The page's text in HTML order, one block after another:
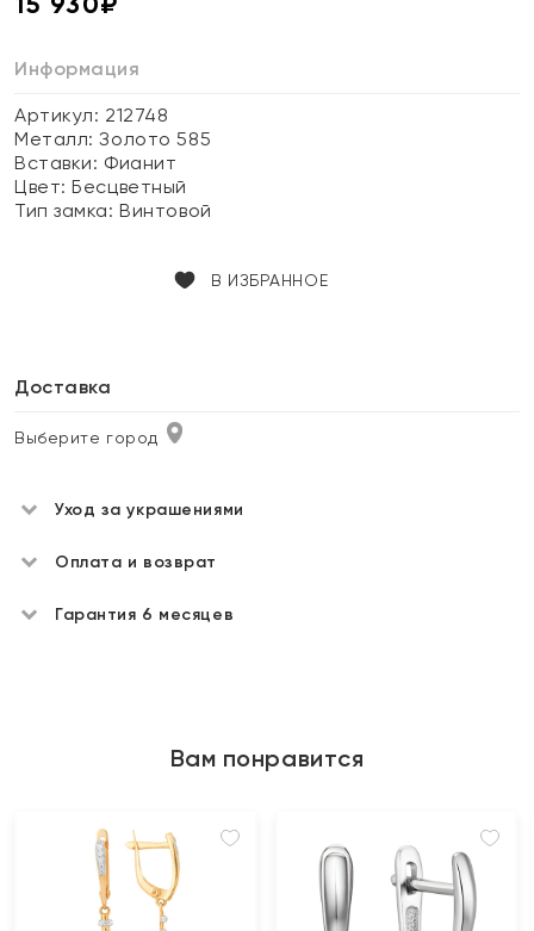
Информация
Артикул: 212748
Металл:Золото 585
Вставки: Фианит
Цвет:Бесцветный
Тип замка:Винтовой
В ИЗБРАННОЕ
Доставка
Выберите город
Уход за украшениями
Оплата и возврат
Гарантия 6 месяцев
Вам понравится